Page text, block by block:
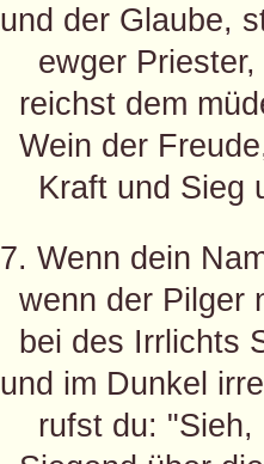
und der Glaube,
ewger Priester,
reichst dem
Wein der
Kraft und Sieg
7. Wenn dein
wenn der Pilger
bei des Irrlichts
und im Dunkel
rufst du: "Sieh,